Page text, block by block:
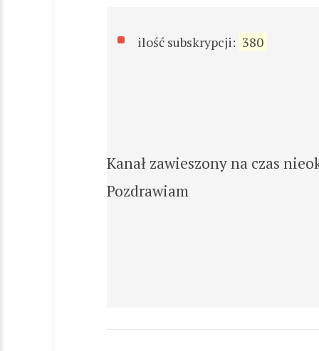
ilość subskrypcji: 380
Kanał zawieszony na czas
Pozdrawiam